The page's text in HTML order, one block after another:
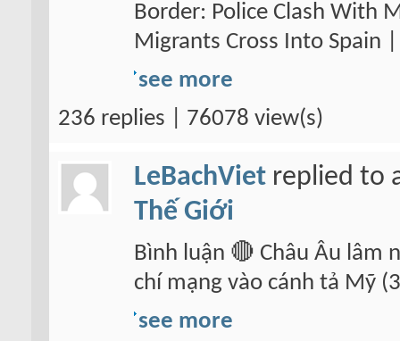
Border: Police Clash With
Migrants Cross Into Spain
see more
236 replies | 76078 view(s)
LeBachViet replied to
Thế Giới
Bình luận 🔴 Châu Âu lâm
chí mạng vào cánh tả Mỹ
see more